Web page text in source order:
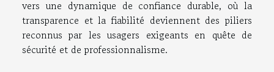
vers une dynamique de confiance durable, où la
transparence et la fiabilité deviennent des piliers
reconnus par les usagers exigeants en quête de
sécurité et de professionnalisme.